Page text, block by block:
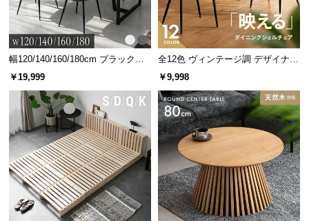
機能の損壊・部品の紛失など予期せぬトラブルに
も無償で対応。 ご購入1年以内に不具合が発生し
た場合、新しくご交換させて頂きます。
幅120/140/160/180cm ブラックフ
レーム ダイニング 大理石調 4人掛
￥19,999
全12色 ヴィンテージ調 デザイナー
ズシェルチェア
￥9,998